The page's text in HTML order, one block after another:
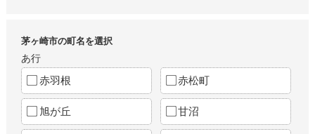
茅ヶ崎市の町名を選択
あ行
赤羽根 赤松町
旭が丘 甘沼